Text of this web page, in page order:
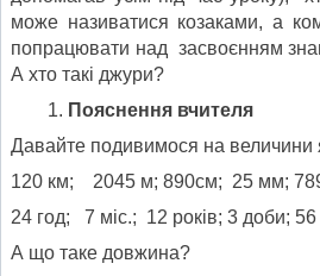
може називатися козаками, а
попрацювати над засвоєнням
А хто такі джури?
Пояснення вчителя
Давайте подивимося на величини
120 км; 2045 м; 890см; 25 мм;
24 год; 7 міс.; 12 років; 3 доби; 56
А що таке довжина?